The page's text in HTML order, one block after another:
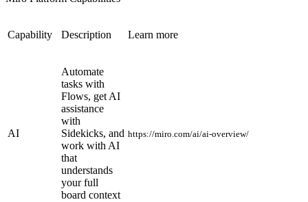
Capability Description Learn more
AI
Automate
tasks with
Flows, get AI
assistance
with
Sidekicks, and
work with AI
that
understands
your full
board context
https://miro.com/ai/ai-overview/